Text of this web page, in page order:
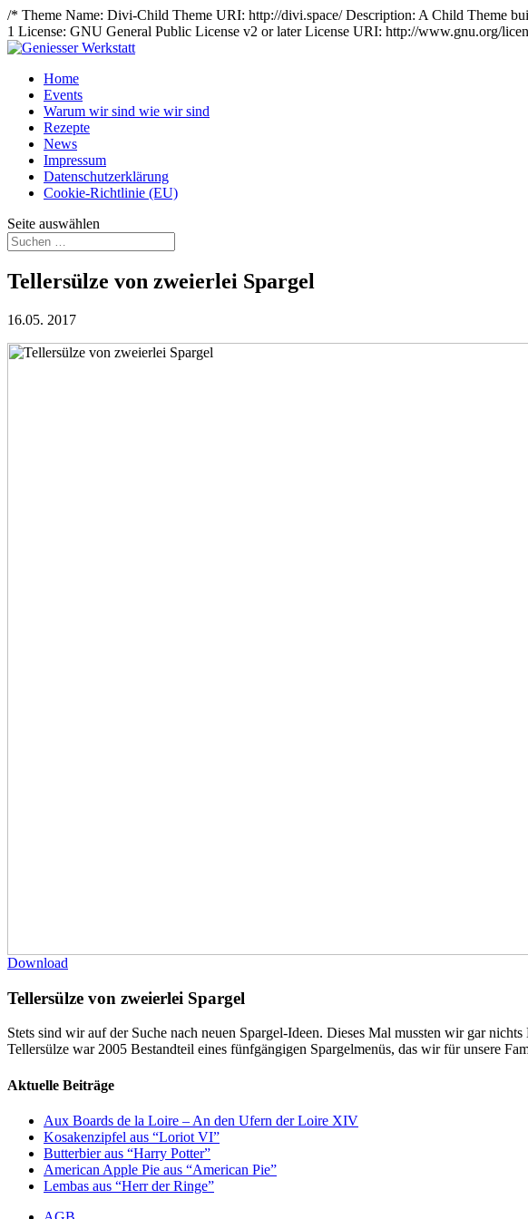
/* Theme Name: Divi-Child Theme URI: http://divi.space/ Description: A Child Theme
1 License: GNU General Public License v2 or later License URI: http://www.gnu.org/
Home
Events
Warum wir sind wie wir sind
Rezepte
News
Impressum
Datenschutzerklärung
Cookie-Richtlinie (EU)
Seite auswählen
Tellersülze von zweierlei Spargel
16.05. 2017
Download
Tellersülze von zweierlei Spargel
Stets sind wir auf der Suche nach neuen Spargel-Ideen. Dieses Mal mussten wir gar
Tellersülze war 2005 Bestandteil eines fünfgängigen Spargelmenüs, das wir für unsere
Aktuelle Beiträge
Aux Boards de la Loire – An den Ufern der Loire XIV
Kosakenzipfel aus “Loriot VI”
Butterbier aus “Harry Potter”
American Apple Pie aus “American Pie”
Lembas aus “Herr der Ringe”